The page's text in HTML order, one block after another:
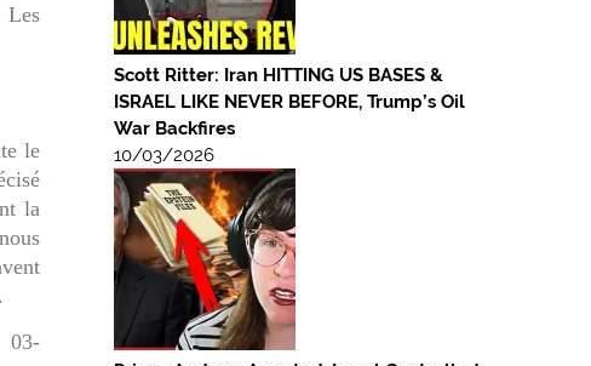
Les
le
la
03-
Scott Ritter: Iran HITTING US BASES &
ISRAEL LIKE NEVER BEFORE, Trump’s Oil
War Backfires
10/03/2026